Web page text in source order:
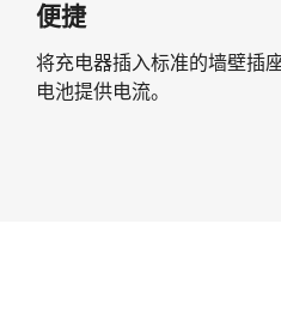
便捷
将充电器插入标准的墙壁插
电池提供电流。